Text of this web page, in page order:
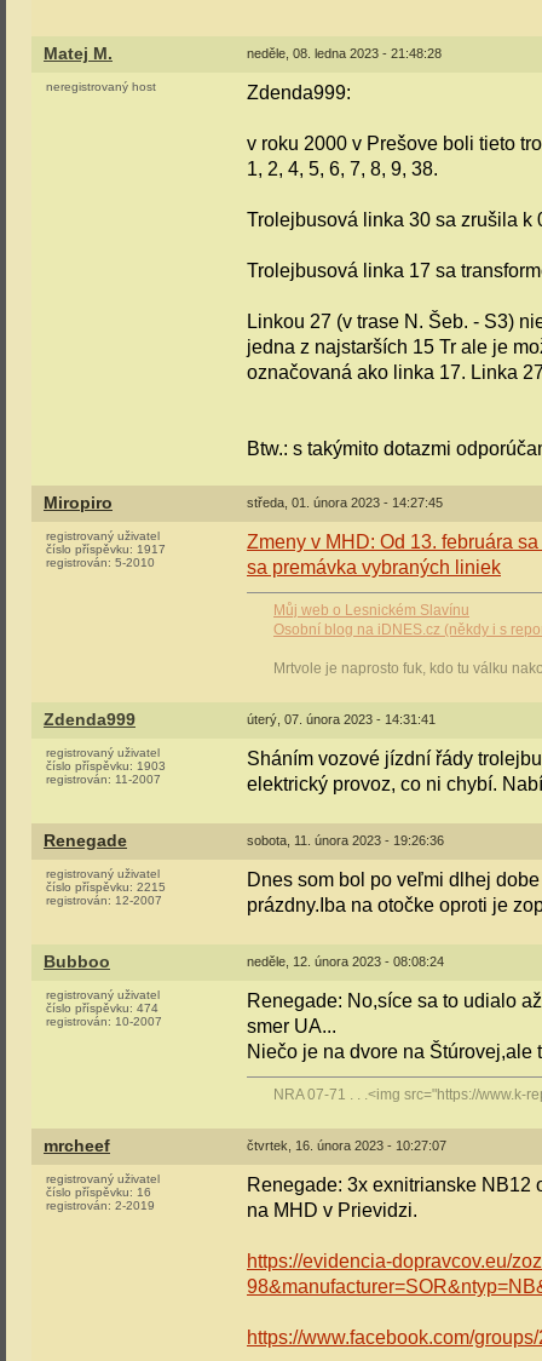
Matej M. neděle, 08. ledna 2023 - 21:48:28
neregistrovaný host Zdenda999:
v roku 2000 v Prešove boli tieto
1, 2, 4, 5, 6, 7, 8, 9, 38.
Trolejbusová linka 30 sa zrušila k
Trolejbusová linka 17 sa
Linkou 27 (v trase N. Šeb. - S3)
jedna z najstarších 15 Tr ale je
označovaná ako linka 17. Linka
Btw.: s takýmito dotazmi
Miropiro středa, 01. února 2023 - 14:27:45
registrovaný uživatel
číslo příspěvku: 1917
registrován: 5-2010
Zmeny v MHD: Od 13. februára
sa premávka vybraných liniek
Můj web o Lesnickém Slavínu
Osobní blog na iDNES.cz (někdy i s
Mrtvole je naprosto fuk, kdo tu válku
Zdenda999 úterý, 07. února 2023 - 14:31:41
registrovaný uživatel
číslo příspěvku: 1903
registrován: 11-2007
Sháním vozové jízdní řády
elektrický provoz, co ni chybí.
Renegade sobota, 11. února 2023 - 19:26:36
registrovaný uživatel
číslo příspěvku: 2215
registrován: 12-2007
Dnes som bol po veľmi dlhej
prázdny.Iba na otočke oproti je
Bubboo neděle, 12. února 2023 - 08:08:24
registrovaný uživatel
číslo příspěvku: 474
registrován: 10-2007
Renegade: No,síce sa to udialo
smer UA...
Niečo je na dvore na Štúrovej,ale
NRA 07-71 . . .<img src="https://www.k-
mrcheef čtvrtek, 16. února 2023 - 10:27:07
registrovaný uživatel
číslo příspěvku: 16
registrován: 2-2019
Renegade: 3x exnitrianske NB12
na MHD v Prievidzi.
https://evidencia-dopravcov.eu/
https://www.facebook.com/